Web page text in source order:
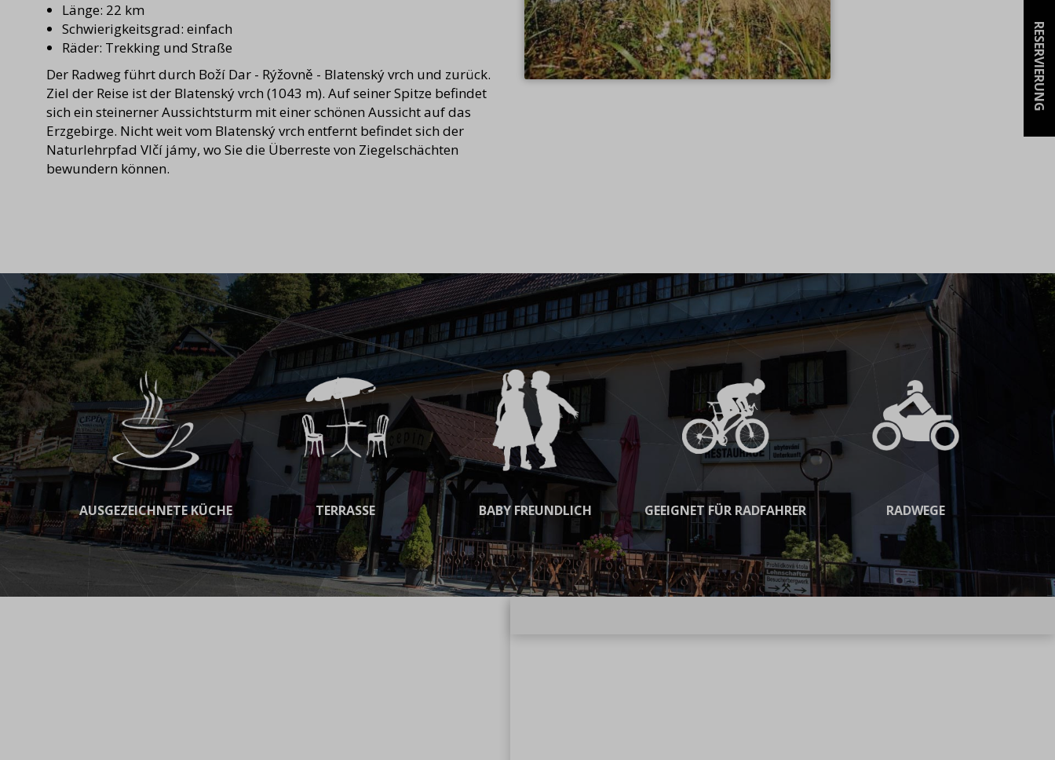
RESERVIERUNG
Länge: 22 km
Schwierigkeitsgrad: einfach
Räder: Trekking und Straße
Der Radweg führt durch Boží Dar - Rýžovně - Blatenský vrch und zurück.
Ziel der Reise ist der Blatenský vrch (1043 m). Auf seiner Spitze befindet
sich ein steinerner Aussichtsturm mit einer schönen Aussicht auf das
Erzgebirge. Nicht weit vom Blatenský vrch entfernt befindet sich der
Naturlehrpfad Vlčí jámy, wo Sie die Überreste von Ziegelschächten
bewundern können.
AUSGEZEICHNETE KÜCHE TERRASSE BABY FREUNDLICH GEEIGNET FÜR RADFAHRER RADWEGE